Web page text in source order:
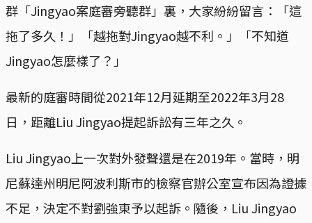
群「Jingyao案庭審旁聽群」裏，大家紛紛留言：「這
拖了多久！」「越拖對Jingyao越不利。」「不知道
Jingyao怎麼樣了？」
最新的庭審時間從2021年12月延期至2022年3月28
日，距離Liu Jingyao提起訴訟有三年之久。
Liu Jingyao上一次對外發聲還是在2019年。當時，明
尼蘇達州明尼阿波利斯市的檢察官辦公室宣布因為證據
不足，決定不對劉強東予以起訴。隨後，Liu Jingyao